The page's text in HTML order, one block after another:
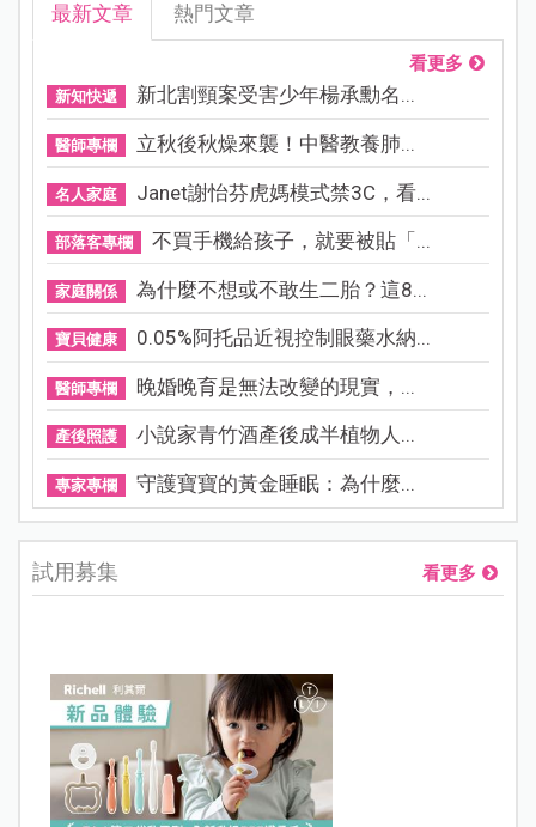
最新文章 熱門文章
看更多
新知快遞 新北割頸案受害少年楊承勳名...
醫師專欄 立秋後秋燥來襲！中醫教養肺...
名人家庭 Janet謝怡芬虎媽模式禁3C，看...
部落客專欄 不買手機給孩子，就要被貼「...
家庭關係 為什麼不想或不敢生二胎？這8...
寶貝健康 0.05%阿托品近視控制眼藥水納...
醫師專欄 晚婚晚育是無法改變的現實，...
產後照護 小說家青竹酒產後成半植物人...
專家專欄 守護寶寶的黃金睡眠：為什麼...
試用募集 看更多